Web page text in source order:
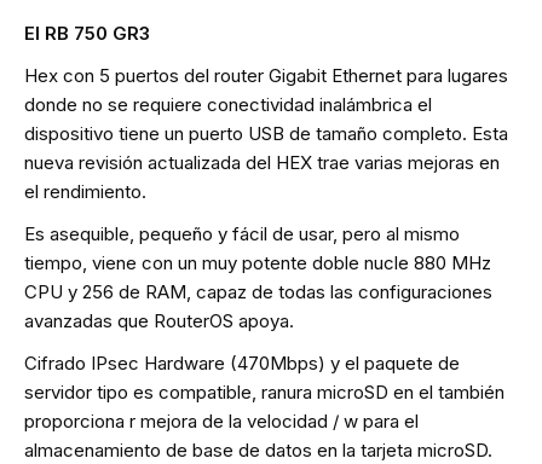
El RB 750 GR3
Hex con 5 puertos del router Gigabit Ethernet para lugares
donde no se requiere conectividad inalámbrica el
dispositivo tiene un puerto USB de tamaño completo. Esta
nueva revisión actualizada del HEX trae varias mejoras en
el rendimiento.
Es asequible, pequeño y fácil de usar, pero al mismo
tiempo, viene con un muy potente doble nucle 880 MHz
CPU y 256 de RAM, capaz de todas las configuraciones
avanzadas que RouterOS apoya.
Cifrado IPsec Hardware (470Mbps) y el paquete de
servidor tipo es compatible, ranura microSD en el también
proporciona r mejora de la velocidad / w para el
almacenamiento de base de datos en la tarjeta microSD.